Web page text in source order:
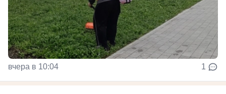
вчера в 10:04 1